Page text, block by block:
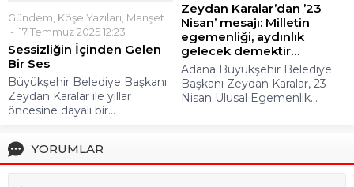
Gündem Köşe Yazıları Manşet
17 Temmuz 2025 12:23
Sessizliğin İçinden Gelen
Bir Ses
Büyükşehir Belediye Başkanı
Zeydan Karalar ile yıllar
öncesine dayalı bir...
Zeydan Karalar’dan ’23
Nisan’ mesajı: Milletin
egemenliği, aydınlık
gelecek demektir…
Adana Büyükşehir Belediye
Başkanı Zeydan Karalar, 23
Nisan Ulusal Egemenlik...
YORUMLAR